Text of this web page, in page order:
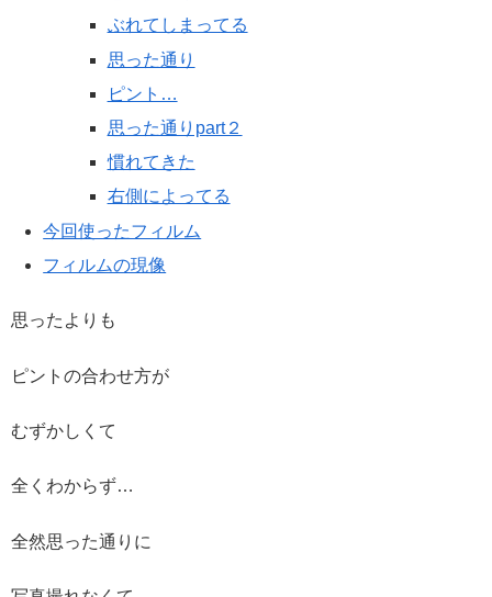
ぶれてしまってる
思った通り
ピント…
思った通りpart２
慣れてきた
右側によってる
今回使ったフィルム
フィルムの現像
思ったよりも
ピントの合わせ方が
むずかしくて
全くわからず…
全然思った通りに